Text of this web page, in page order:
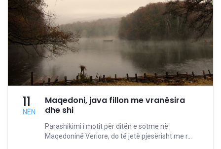
11
NËN
Maqedoni, java fillon me vranësira
dhe shi
Parashikimi i motit për ditën e sotme në
Maqedoninë Veriore, do të jetë pjesërisht me r...